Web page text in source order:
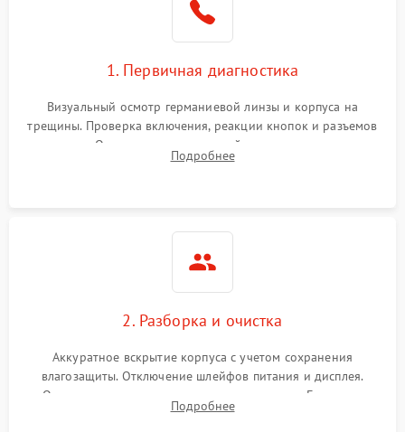
Экран (дисплей)1. Первичная диагностика
Визуальный осмотр германиевой линзы и корпуса на
трещины. Проверка включения, реакции кнопок и разъемов
зарядки. Оценка вывода тепловой сигнатуры на экран,
проверка базовых функций и считывание системных
Подробнее
2. Разборка и очистка
Аккуратное вскрытие корпуса с учетом сохранения
влагозащиты. Отключение шлейфов питания и дисплея.
Очистка внутренних плат от окислов и пыли. Бережная
обработка германиевого объектива специализированными
Подробнее